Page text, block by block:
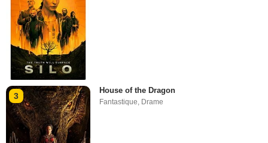
3
House of the Dragon
Fantastique Drame